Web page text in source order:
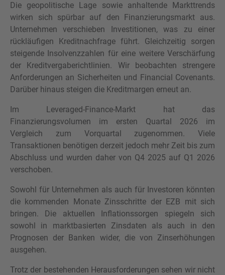
Die geopolitische Lage sowie anhaltende Markttrends
wirken sich spürbar auf den Finanzierungsmarkt aus.
Unternehmen verschieben Investitionen, was zu einer
rückläufigen Kreditnachfrage führt. Gleichzeitig sorgen
steigende Insolvenzzahlen für eine weitere Verschärfung
der Kreditvergaberichtlinien. Wir beobachten strengere
Anforderungen an Sicherheiten und Financial Covenants.
Darüber hinaus steigen die Kreditmargen erneut an.
Im Leveraged-Finance-Markt hat das
Finanzierungsvolumen im ersten Quartal 2026 im
Vergleich zum Vorquartal zugenommen. Viele
Transaktionen benötigen derzeit jedoch mehr Zeit bis zum
Abschluss und wurden daher von Q4 2025 auf Q1 2026
verschoben.
Sowohl für Unternehmen als auch für Investoren könnten
die kommenden Monate Zinsschritte der EZB mit sich
bringen. Die aktuellen Inflationssorgen spiegeln sich
sowohl in marktbasierten Zinsdaten als auch in den
Prognosen der Banken wider, die von Zinserhöhungen
ausgehen.
Trotz der bestehenden Herausforderungen sehen wir nicht
SIE HABEN NOCH FRAGEN?
SPRECHEN SIE UNS AN